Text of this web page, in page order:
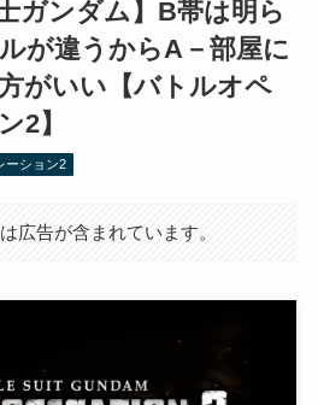
ガンダム】B帯は明ら
が違うからA－部屋に
がいい【バトルオペ
2】
ーション2
広告が含まれています。